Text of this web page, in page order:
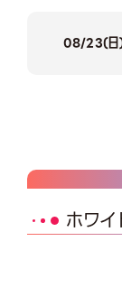
08/23(日
ホワ